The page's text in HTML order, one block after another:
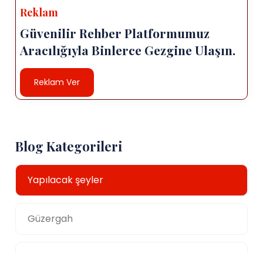
Reklam
Güvenilir Rehber Platformumuz
Aracılığıyla Binlerce Gezgine Ulaşın.
Reklam Ver
Blog Kategorileri
Yapılacak şeyler
Güzergah